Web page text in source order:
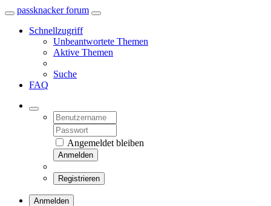
passknacker forum
Schnellzugriff
Unbeantwortete Themen
Aktive Themen
Suche
FAQ
Angemeldet bleiben
Anmelden
Registrieren
Anmelden